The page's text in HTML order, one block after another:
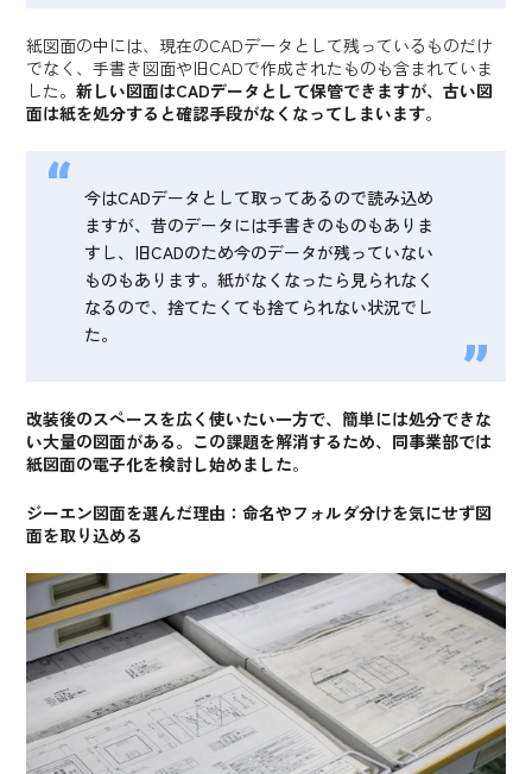
紙図面の中には、現在のCADデータとして残っているものだけ
でなく、手書き図面や旧CADで作成されたものも含まれていま
した。新しい図面はCADデータとして保管できますが、古い図
面は紙を処分すると確認手段がなくなってしまいます。
今はCADデータとして取ってあるので読み込め
ますが、昔のデータには手書きのものもありま
すし、旧CADのため今のデータが残っていない
ものもあります。紙がなくなったら見られなく
なるので、捨てたくても捨てられない状況でし
た。
改装後のスペースを広く使いたい一方で、簡単には処分できな
い大量の図面がある。この課題を解消するため、同事業部では
紙図面の電子化を検討し始めました。
ジーエン図面を選んだ理由：命名やフォルダ分けを気にせず図
面を取り込める